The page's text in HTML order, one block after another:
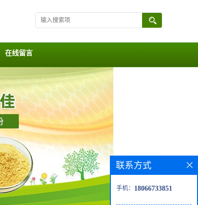
在线留言
联系方式
手机： 18066733851